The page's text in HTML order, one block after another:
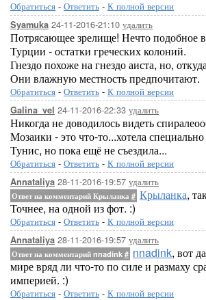
Обратиться - Ответить - К полной версии
Syamuka 24-11-2016-21:10 удалить
Потрясающее зрелище! Нечто подобное
Турции - остатки греческих колоний.
Гнездо похоже на гнездо аиста, но,
Они влажную местность предпочитают.
Обратиться - Ответить - К полной версии
Galina_vel 24-11-2016-22:33 удалить
Никогда не доводилось видеть
Мозаики - это что-то...хотела специально
Тунис, но пока ещё не съездила...
Обратиться - Ответить - К полной версии
Annataliya 28-11-2016-19:57 удалить
Ответ на комментарий Крыланка # Крыланка,
Точнее, на одной из фот. :)
Обратиться - Ответить - К полной версии
Annataliya 28-11-2016-19:57 удалить
Ответ на комментарий nnadink # nnadink, вот
мире вряд ли что-то по силе и размаху
империей. :)
Обратиться - Ответить - К полной версии